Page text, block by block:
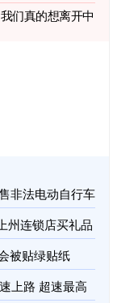
们真的想离开中
非法电动自行车
州连锁店买礼品
被贴绿贴纸
上路 超速最高